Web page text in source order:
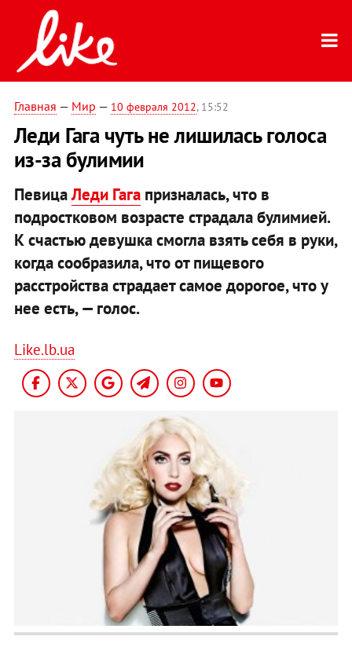
Главная — Мир — 10 февраля 2012, 15:52
Леди Гага чуть не лишилась голоса
из-за булимии
ПевицаЛеди Гагапризналась, что в
подростковом возрасте страдала булимией.
К счастью девушка смогла взять себя в руки,
когда сообразила, что от пищевого
расстройства страдает самое дорогое, что у
нее есть, — голос.
Like.lb.ua